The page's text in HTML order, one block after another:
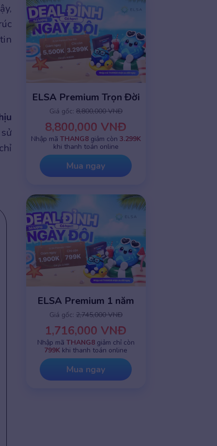
ELSA Premium Trọn Đời
Giá gốc: 8,800,000 VNĐ
8,800,000 VNĐ
Nhập mã THANG8giảm còn 3.299K
khi thanh toán online
Mua ngay
ELSA Premium 1 năm
Giá gốc: 2,745,000 VNĐ
1,716,000 VNĐ
Nhập mã THANG8giảm chỉ còn
799K khi thanh toán online
Mua ngay